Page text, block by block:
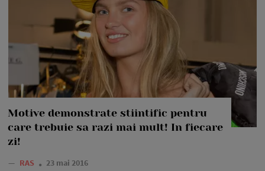
Motive demonstrate stiintific pentru
care trebuie sa razi mai mult! In fiecare
zi!
— RAS 23 mai 2016